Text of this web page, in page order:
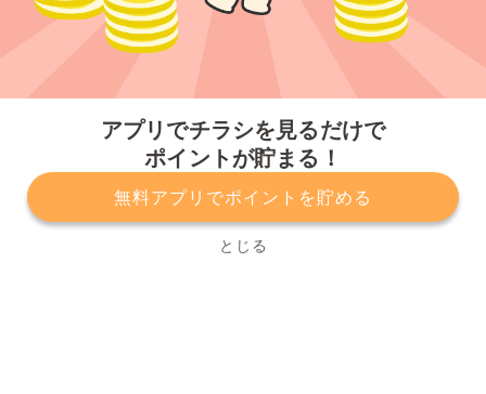
アプリでチラシを見るだけで
ポイントが貯まる！
無料アプリでポイントを貯める
とじる
プライバシーポリシー 利用規約
運営会社
サービスに関してのお問い合わせ